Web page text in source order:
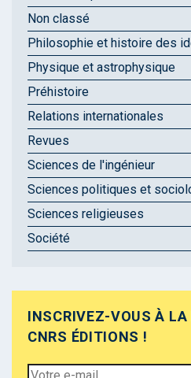
Non classé
Philosophie et histoire des
Physique et astrophysique
Préhistoire
Relations internationales
Revues
Sciences de l'ingénieur
Sciences politiques et
Sciences religieuses
Société
INSCRIVEZ-VOUS À LA
CNRS ÉDITIONS !